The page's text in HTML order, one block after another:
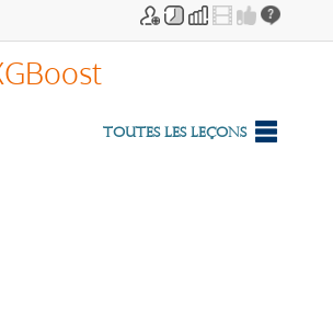
Toutes les leçons